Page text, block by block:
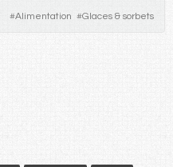
#Alimentation #Glaces & sorbets